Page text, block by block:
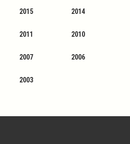
2015 2014
2011 2010
2007 2006
2003